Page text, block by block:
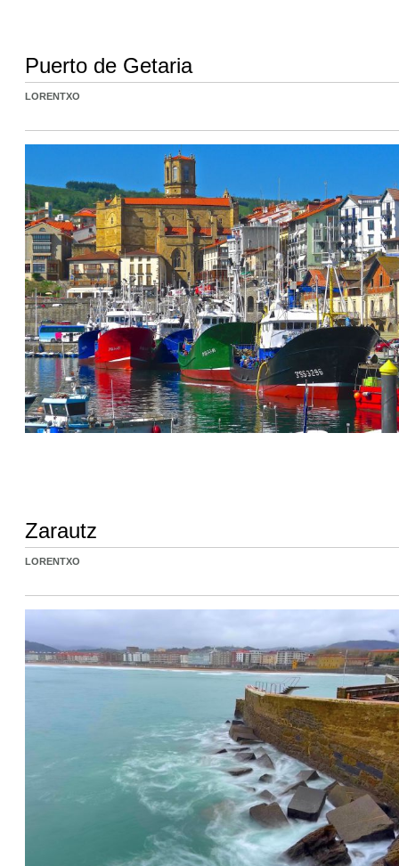
Puerto de Getaria
LORENTXO
Zarautz
LORENTXO